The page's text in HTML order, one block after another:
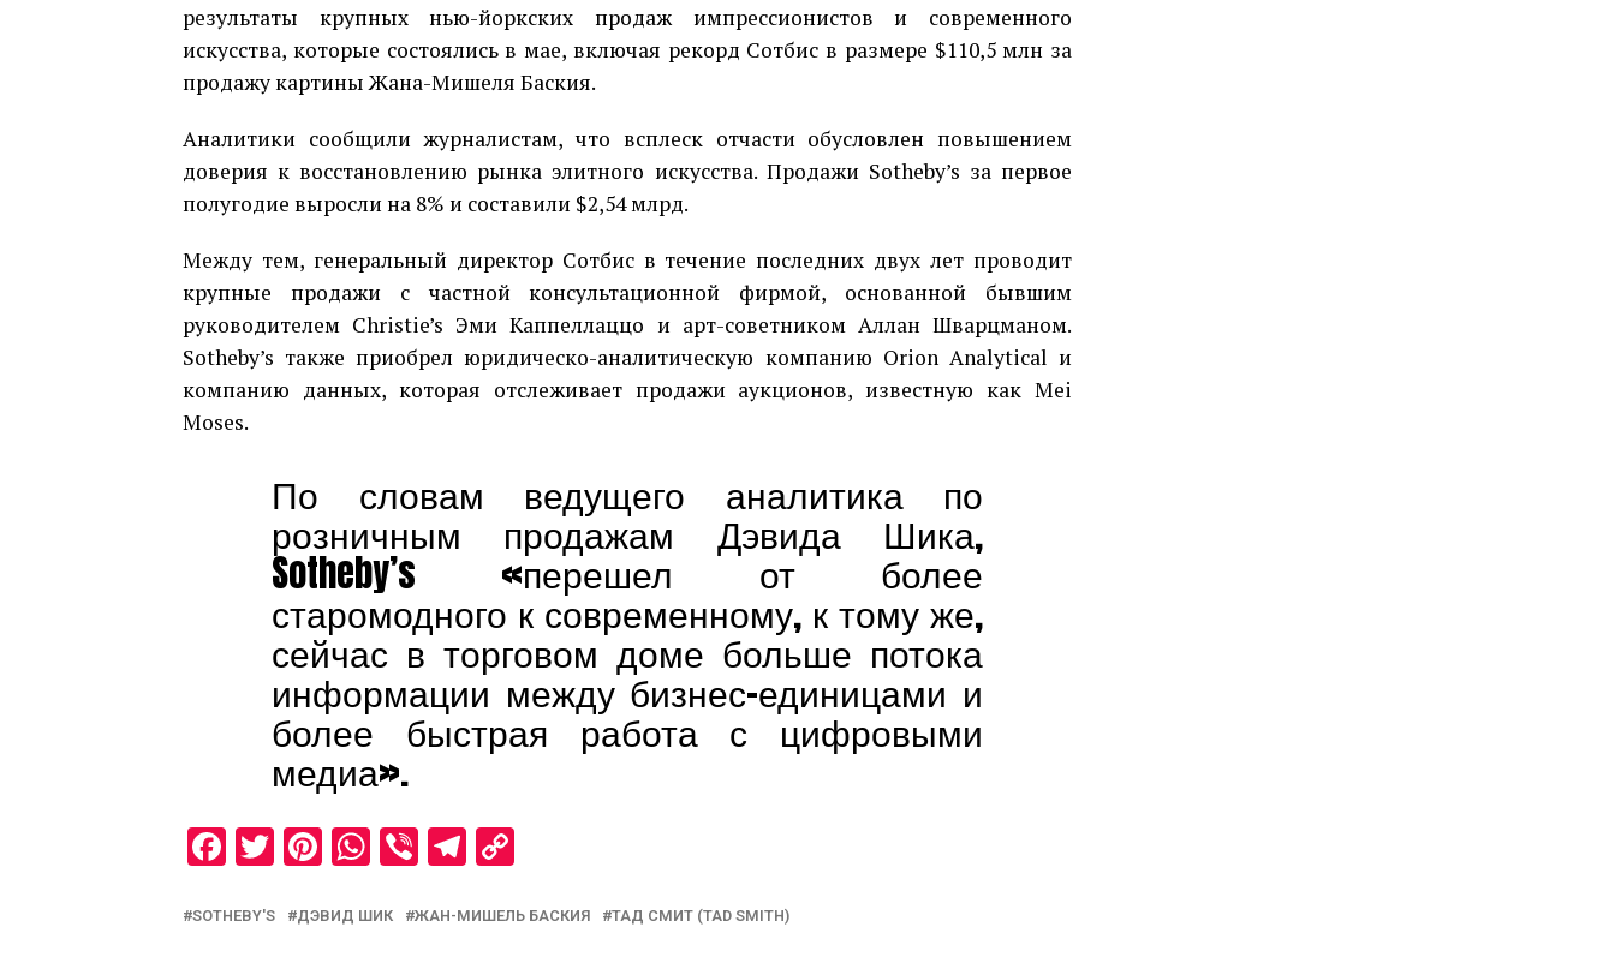
результаты крупных нью-йоркских продаж импрессионистов и современного
искусства, которые состоялись в мае, включая рекорд Сотбис в размере $110,5 млн за
продажу картины Жана-Мишеля Баския.
Аналитики сообщили журналистам, что всплеск отчасти обусловлен повышением
доверия к восстановлению рынка элитного искусства. Продажи Sotheby’s за первое
полугодие выросли на 8% и составили $2,54 млрд.
Между тем, генеральный директор Сотбис в течение последних двух лет проводит
крупные продажи с частной консультационной фирмой, основанной бывшим
руководителем Christie’s Эми Каппеллаццо и арт-советником Аллан Шварцманом.
Sotheby’s также приобрел юридическо-аналитическую компанию Orion Analytical и
компанию данных, которая отслеживает продажи аукционов, известную как Mei
Moses.
По словам ведущего аналитика по
розничным продажам Дэвида Шика,
Sotheby’s «перешел от более
старомодного к современному, к тому же,
сейчас в торговом доме больше потока
информации между бизнес-единицами и
более быстрая работа с цифровыми
медиа».
Facebook
Twitter
Pinterest
WhatsApp
ViberTelegram
SOTHEBY'S ДЭВИД ШИК ЖАН-МИШЕЛЬ БАСКИЯ ТАД СМИТ (TAD SMITH)